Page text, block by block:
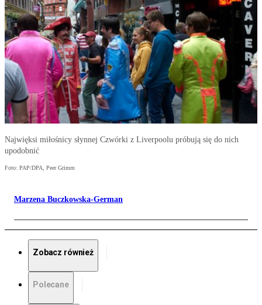
Najwięksi miłośnicy słynnej Czwórki z Liverpoolu próbują się do nich
upodobnić
Foto: PAP/DPA, Peer Grimm
Marzena Buczkowska-German
Zobacz również
Polecane